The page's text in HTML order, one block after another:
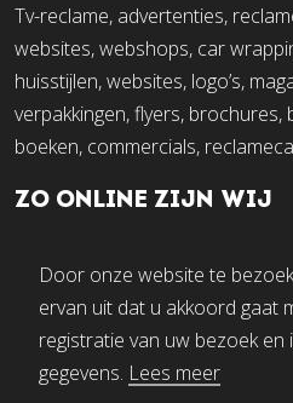
Door onze website te
ervan uit dat u akkoord gaat
registratie van uw bezoek en
gegevens. Lees meer
Tv-reclame, advertenties,
websites, webshops, car
huisstijlen, websites, logo’s,
verpakkingen, flyers, brochures,
boeken, commercials,
ZO ONLINE ZIJN WIJ